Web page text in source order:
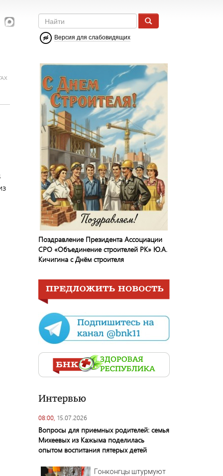
Версия для слабовидящих
Поздравление Президента Ассоциации
СРО «Объединение строителей РК» Ю.А.
Кичигина с Днём строителя
Интервью
08:00, 15.07.2026
Вопросы для приемных родителей: семья
Михеевых из Кажыма поделилась
опытом воспитания пятерых детей
Гонконгцы штурмуют